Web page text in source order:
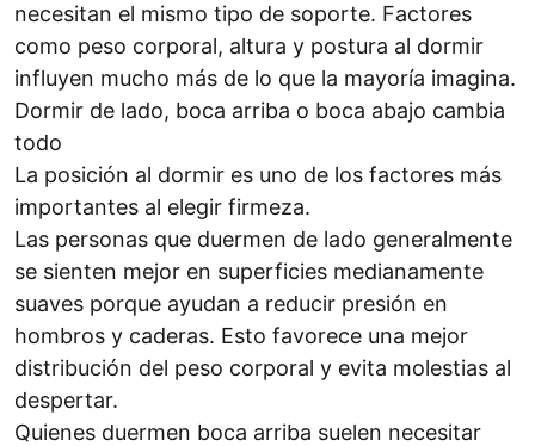
necesitan el mismo tipo de soporte. Factores
como peso corporal, altura y postura al dormir
influyen mucho más de lo que la mayoría imagina.
Dormir de lado, boca arriba o boca abajo cambia
todo
La posición al dormir es uno de los factores más
importantes al elegir firmeza.
Las personas que duermen de lado generalmente
se sienten mejor en superficies medianamente
suaves porque ayudan a reducir presión en
hombros y caderas. Esto favorece una mejor
distribución del peso corporal y evita molestias al
despertar.
Quienes duermen boca arriba suelen necesitar